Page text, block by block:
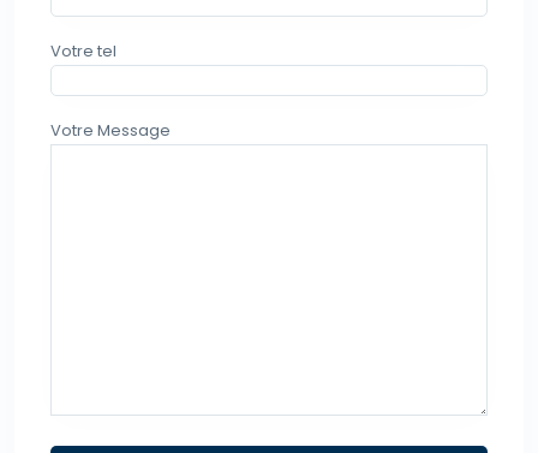
Votre tel
Votre Message